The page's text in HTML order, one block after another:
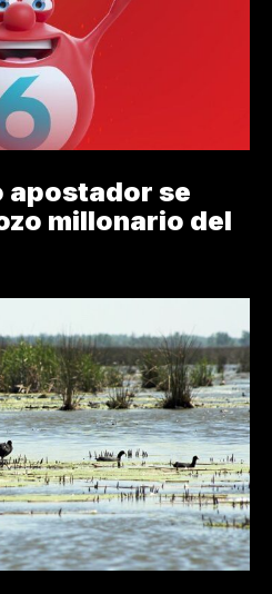
apostador se
millonario del